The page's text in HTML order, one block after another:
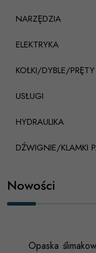
NARZĘDZIA
ELEKTRYKA
KOŁKI/DYBLE/PRĘTY
USŁUGI
HYDRAULIKA
DŹWIGNIE/KLAMKI
Nowości
Opaska